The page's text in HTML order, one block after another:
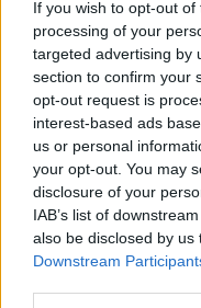
If you wish to opt-out
processing of your
targeted advertising by
section to confirm your
opt-out request is
interest-based ads
us or personal
your opt-out. You may
disclosure of your
IAB’s list of
also be disclosed by
Downstream
Imaš novico, informacijo,
zanimati? Najboljše
Moji Mediji d.o.o.
sobotainfo.com•
tvidea.si